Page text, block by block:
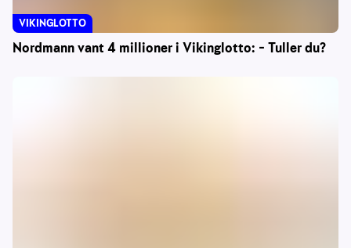
Nordmann vant 4 millioner i Vikinglotto: – Tuller du?
VIKINGLOTTO